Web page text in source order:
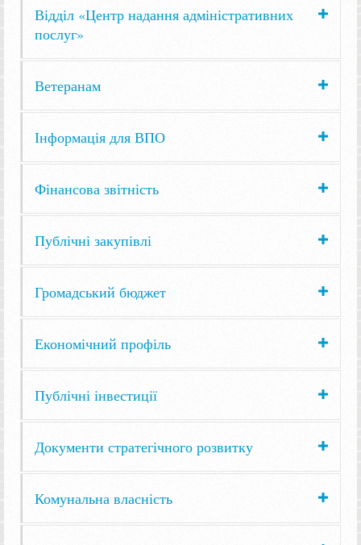
Відділ «Центр надання адміністративних
послуг»
Ветеранам
Інформація для ВПО
Фінансова звітність
Публічні закупівлі
Громадський бюджет
Економічний профіль
Публічні інвестиції
Документи стратегічного розвитку
Комунальна власність